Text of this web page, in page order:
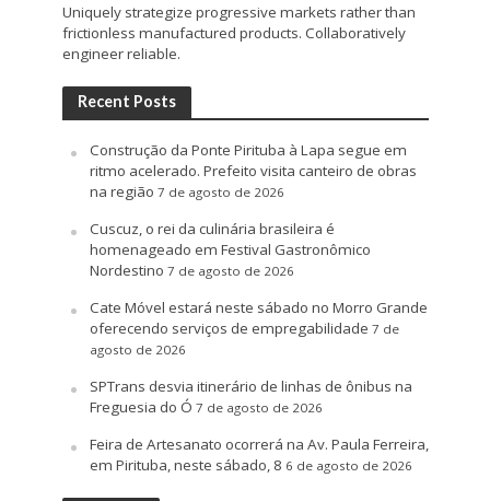
Uniquely strategize progressive markets rather than
frictionless manufactured products. Collaboratively
engineer reliable.
Recent Posts
Construção da Ponte Pirituba à Lapa segue em
ritmo acelerado. Prefeito visita canteiro de obras
na região 7 de agosto de 2026
Cuscuz, o rei da culinária brasileira é
homenageado em Festival Gastronômico
Nordestino 7 de agosto de 2026
Cate Móvel estará neste sábado no Morro Grande
oferecendo serviços de empregabilidade 7 de
agosto de 2026
SPTrans desvia itinerário de linhas de ônibus na
Freguesia do Ó 7 de agosto de 2026
Feira de Artesanato ocorrerá na Av. Paula Ferreira,
em Pirituba, neste sábado, 8 6 de agosto de 2026